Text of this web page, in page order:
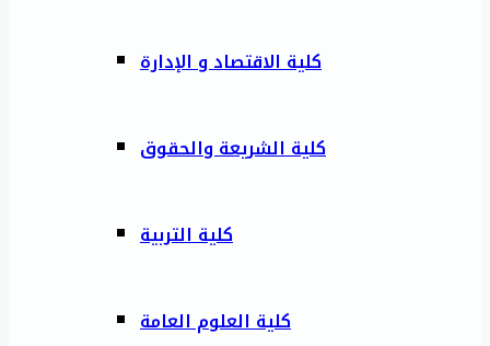
كلية الاقتصاد و الإدارة
كلية الشريعة والحقوق
كلية التربية
كلية العلوم العامة